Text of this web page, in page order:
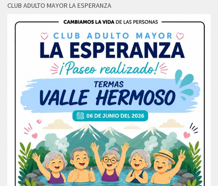
CLUB ADULTO MAYOR LA ESPERANZA